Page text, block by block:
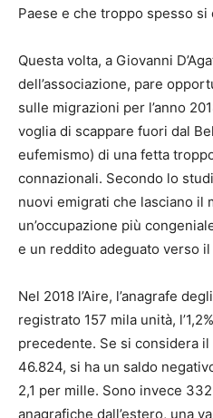
Paese e che troppo spesso
Questa volta, a Giovanni
dell’associazione, pare
sulle migrazioni per l’anno
voglia di scappare fuori dal
eufemismo) di una fetta
connazionali. Secondo lo
nuovi emigrati che lasciano il
un’occupazione più
e un reddito adeguato verso
Nel 2018 l’Aire, l’anagrafe
registrato 157 mila unità,
precedente. Se si considera
46.824, si ha un saldo
2,1 per mille. Sono invece
anagrafiche dall’estero, una